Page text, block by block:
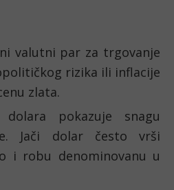
valutni par za trgovanje
rizika ili inflacije
zlata.
pokazuje snagu
Jači dolar često vrši
i robu denominovanu u